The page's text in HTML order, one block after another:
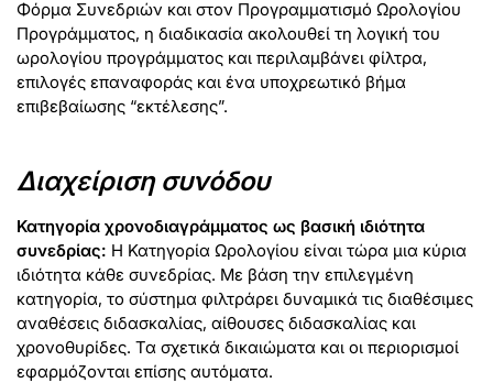
Φόρμα Συνεδριών και στον Προγραμματισμό Ωρολογίου
Προγράμματος, η διαδικασία ακολουθεί τη λογική του
ωρολογίου προγράμματος και περιλαμβάνει φίλτρα,
επιλογές επαναφοράς και ένα υποχρεωτικό βήμα
επιβεβαίωσης “εκτέλεσης”.
Διαχείριση συνόδου
Κατηγορία χρονοδιαγράμματος ως βασική ιδιότητα
συνεδρίας: Η Κατηγορία Ωρολογίου είναι τώρα μια κύρια
ιδιότητα κάθε συνεδρίας. Με βάση την επιλεγμένη
κατηγορία, το σύστημα φιλτράρει δυναμικά τις διαθέσιμες
αναθέσεις διδασκαλίας, αίθουσες διδασκαλίας και
χρονοθυρίδες. Τα σχετικά δικαιώματα και οι περιορισμοί
εφαρμόζονται επίσης αυτόματα.